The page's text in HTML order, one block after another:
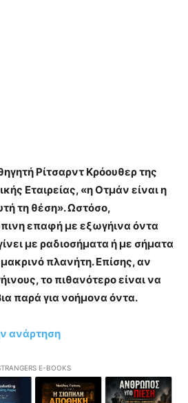
Ρίτσαρντ Κρόουθερ της
Εταιρείας, «η Οτµάν είναι η
τη θέση». Ωστόσο,
επαφή µε εξωγήινα όντα
µε ραδιοσήµατα ή µε σήµατα
πλανήτη. Επίσης, αν
το πιθανότερο είναι να
παρά για νοήµονα όντα.
ανάρτηση
E-BOOKS